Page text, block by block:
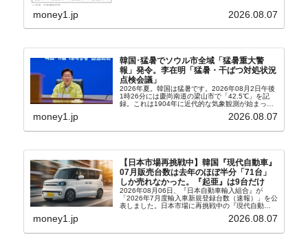
2.8％上昇（06月は3.2％）となり、上昇率は前...
money1.jp 2026.08.07
韓国･猛暑でソウル市全域「猛暑重大警
報」発令。李在明「猛暑・干ばつ対処状況
点検会議」
2026年夏。韓国は猛暑です。2026年08月2日午後
1時26分には慶尚南道の梁山市で「42.5℃」を記
録。これは1904年に近代的な気象観測が始まって
ウル市全域への「猛暑重大警報」が発令され...
money1.jp 2026.08.07
【日本市場再挑戦中】韓国『現代自動車』
07月販売台数は去年のほぼ半分「71台」
しか売れなかった。『起亜』は9台だけ
2026年08月06日、『日本自動車輸入組合』が
「2026年7月度輸入車新規登録台数（速報）」を公
表しました。日本市場に再挑戦中の『現代自動
車』、また日本市場を攻略したい『BYD』の販売
台数はこの中に捉えられているはずです。先月から
money1.jp 2026.08.07